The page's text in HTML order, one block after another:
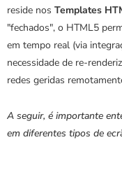
reside nos Templates
"fechados", o HTML5
em tempo real (via
necessidade de re-
redes geridas
A seguir, é importante
em diferentes tipos de